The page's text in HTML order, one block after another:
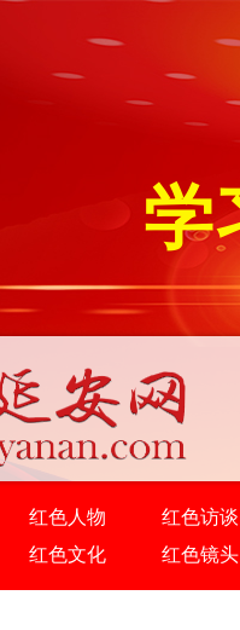
学
红色人物
红色访谈
红色文化
红色镜头